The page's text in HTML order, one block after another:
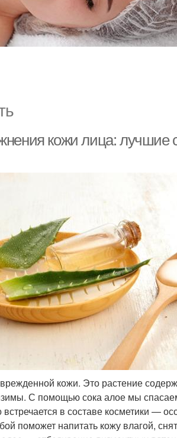
кожи лица: лучшие
кожи. Это растение
С помощью сока алое мы
в составе косметики —
поможет напитать кожу влагой,